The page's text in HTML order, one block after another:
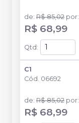
de: R$ 85,02 por:
R$ 68,99
Qtd :
C1
Cód. 06692
de: R$ 85,02 por:
R$ 68,99